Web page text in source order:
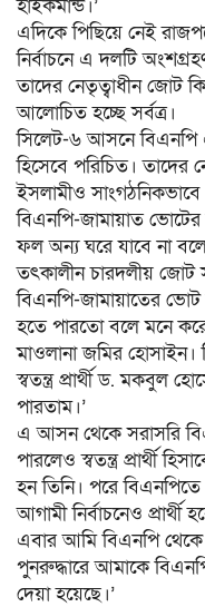
হাইকমান্ড।’
এদিকে পিছিয়ে নেই
নির্বাচনে এ দলটি
তাদের নেতৃত্বাধীন জোট
আলোচিত হচ্ছে সর্বত্র।
সিলেট-৬ আসনে বিএনপি
হিসেবে পরিচিত। তাদের
ইসলামীও
বিএনপি-জামায়াত ভোটের
ফল অন্য ঘরে যাবে না
তৎকালীন চারদলীয় জোট
বিএনপি-জামায়াতের
হতে পারতো বলে মনে
মাওলানা জমির
স্বতন্ত্র প্রার্থী ড. মকবুল
পারতাম।’
এ আসন থেকে সরাসরি
পারলেও স্বতন্ত্র প্রার্থী
হন তিনি। পরে
আগামী নির্বাচনেও
এবার আমি বিএনপি
পুনরুদ্ধারে আমাকে
দেয়া হয়েছে।’